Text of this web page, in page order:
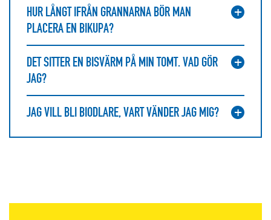
HUR LÅNGT IFRÅN GRANNARNA BÖR MAN
PLACERA EN BIKUPA?
DET SITTER EN BISVÄRM PÅ MIN TOMT. VAD GÖR
JAG?
JAG VILL BLI BIODLARE, VART VÄNDER JAG MIG?